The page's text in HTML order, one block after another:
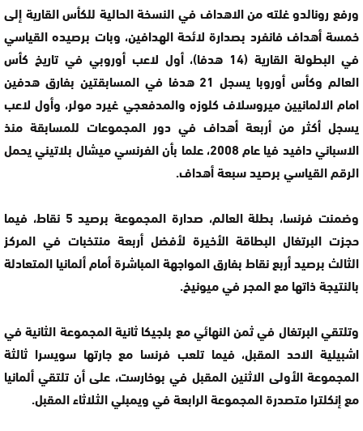
ورفع رونالدو غلته من الاهداف في النسخة الحالية للكأس القارية إلى
خمسة أهداف فانفرد بصدارة لائحة الهدافين، وبات برصيده القياسي
في البطولة القارية (14 هدفا)، أول لاعب أوروبي في تاريخ كأس
العالم وكأس أوروبا يسجل 21 هدفا في المسابقتين بفارق هدفين
امام الالمانيين ميروسلاف كلوزه والمدفعجي غيرد مولر، وأول لاعب
يسجل أكثر من أربعة أهداف في دور المجموعات للمسابقة منذ
الاسباني دافيد فيا عام 2008، علما بأن الفرنسي ميشال بلاتيني يحمل
الرقم القياسي برصيد سبعة أهداف.
وضمنت فرنسا، بطلة العالم، صدارة المجموعة برصيد 5 نقاط، فيما
حجزت البرتغال البطاقة الأخيرة لأفضل أربعة منتخبات في المركز
الثالث برصيد أربع نقاط بفارق المواجهة المباشرة أمام ألمانيا المتعادلة
بالنتيجة ذاتها مع المجر في ميونيخ.
وتلتقي البرتغال في ثمن النهائي مع بلجيكا ثانية المجموعة الثانية في
اشبيلية الاحد المقبل، فيما تلعب فرنسا مع جارتها سويسرا ثالثة
المجموعة الأولى الاثنين المقبل في بوخارست، على أن تلتقي ألمانيا
مع إنكلترا متصدرة المجموعة الرابعة في ويمبلي الثلاثاء المقبل.